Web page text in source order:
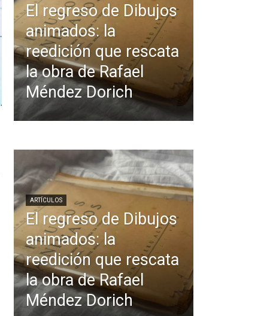
El regreso de Dibujos
animados: la
reedición que rescata
la obra de Rafael
Méndez Dorich
ARTÍCULOS
El regreso de Dibujos
animados: la
reedición que rescata
la obra de Rafael
Méndez Dorich